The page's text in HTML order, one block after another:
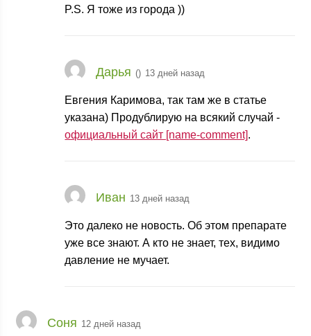
P.S. Я тоже из города))
Дарья () 13 дней назад
Евгения Каримова, так там же в статье
указана) Продублирую на всякий случай -
официальный сайт [name-comment].
Иван 13 дней назад
Это далеко не новость. Об этом препарате
уже все знают. А кто не знает, тех, видимо
давление не мучает.
Соня 12 дней назад